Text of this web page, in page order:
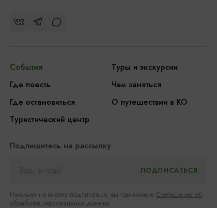
События
Туры и экскурсии
Где поесть
Чем заняться
Где остановиться
О путешествии в КО
Туристический центр
Подпишитесь на рассылку
Нажимая на кнопку подписаться, вы принимаете Соглашение об
обработке персональных данных